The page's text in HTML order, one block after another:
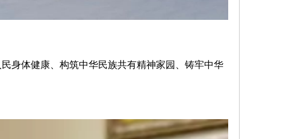
身体健康、构筑中华民族共有精神家园、铸牢中华